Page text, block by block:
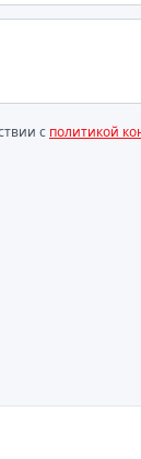
с политикой